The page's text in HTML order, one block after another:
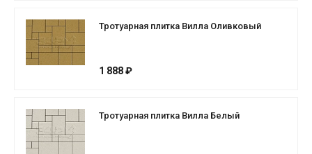
Тротуарная плитка Вилла Оливковый
1 888 ₽
Тротуарная плитка Вилла Белый